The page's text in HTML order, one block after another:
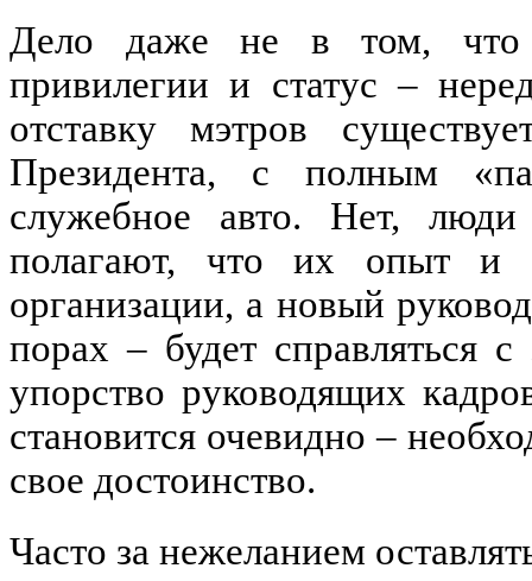
Дело даже не в том, что
привилегии и статус –
отставку мэтров
Президента, с полным
служебное авто. Нет, люди
полагают, что их опыт и
организации, а новый
порах – будет справляться
упорство руководящих
становится очевидно –
свое достоинство.
Часто за нежеланием